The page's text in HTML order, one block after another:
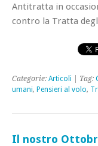
Antitratta in
contro la Tratta
Categorie: Articoli | Tag:
umani, Pensieri al volo,
Il nostro